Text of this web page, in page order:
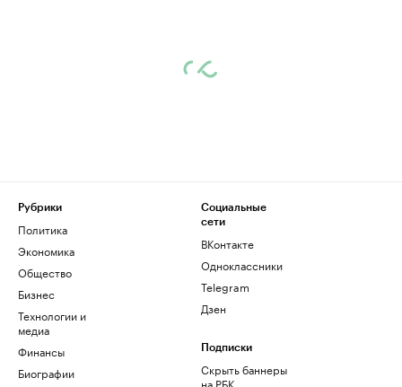
Рубрики
Политика
Экономика
Общество
Бизнес
Технологии и
медиа
Финансы
Биографии
Социальные
сети
ВКонтакте
Одноклассники
Telegram
Дзен
Подписки
Скрыть баннеры
на РБК